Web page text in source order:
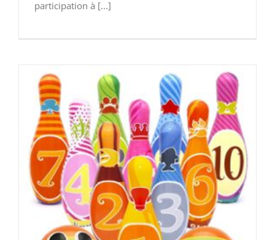
participation à [...]